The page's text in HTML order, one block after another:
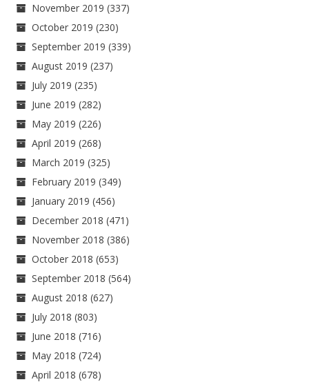
November 2019 (337)
October 2019 (230)
September 2019 (339)
August 2019 (237)
July 2019 (235)
June 2019 (282)
May 2019 (226)
April 2019 (268)
March 2019 (325)
February 2019 (349)
January 2019 (456)
December 2018 (471)
November 2018 (386)
October 2018 (653)
September 2018 (564)
August 2018 (627)
July 2018 (803)
June 2018 (716)
May 2018 (724)
April 2018 (678)